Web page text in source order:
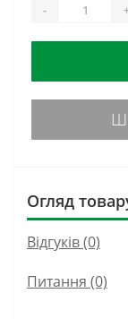
-
Огляд
Відгуків (0)
Питання (0)